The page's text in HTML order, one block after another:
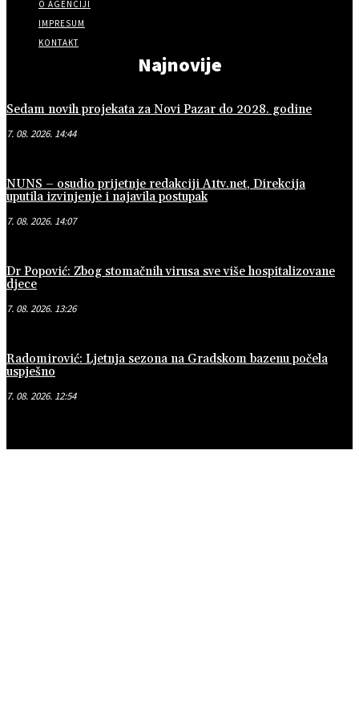
O AGENCIJI
IMPRESUM
KONTAKT
Najnovije
Sedam novih projekata za Novi Pazar do 2028. godine
7. 08. 2026. 14:44
NUNS – osudio prijetnje redakciji A1tv.net, Direkcija
uputila izvinjenje i najavila postupak
7. 08. 2026. 14:07
Dr Popović: Zbog stomačnih virusa sve više hospitalizovane
djece
7. 08. 2026. 13:26
Radomirović: Ljetnja sezona na Gradskom bazenu počela
uspješno
7. 08. 2026. 12:54